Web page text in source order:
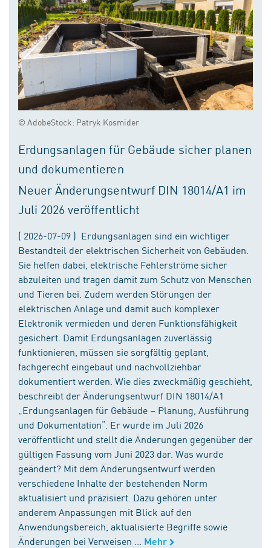
© AdobeStock: Patryk Kosmider
Erdungsanlagen für Gebäude sicher planen
und dokumentieren
Neuer Änderungsentwurf DIN 18014/A1 im
Juli 2026 veröffentlicht
( 2026-07-09 ) Erdungsanlagen sind ein wichtiger
Bestandteil der elektrischen Sicherheit von Gebäuden.
Sie helfen dabei, elektrische Fehlerströme sicher
abzuleiten und tragen damit zum Schutz von Menschen
und Tieren bei. Zudem werden Störungen der
elektrischen Anlage und damit auch komplexer
Elektronik vermieden und deren Funktionsfähigkeit
gesichert. Damit Erdungsanlagen zuverlässig
funktionieren, müssen sie sorgfältig geplant,
fachgerecht eingebaut und nachvollziehbar
dokumentiert werden. Wie dies zweckmäßig geschieht,
beschreibt der Änderungsentwurf DIN 18014/A1
„Erdungsanlagen für Gebäude – Planung, Ausführung
und Dokumentation“. Er wurde im Juli 2026
veröffentlicht und stellt die Änderungen gegenüber der
gültigen Fassung vom Juni 2023 dar. Was wurde
geändert? Mit dem Änderungsentwurf werden
verschiedene Inhalte der bestehenden Norm
aktualisiert und präzisiert. Dazu gehören unter
anderem Anpassungen mit Blick auf den
Anwendungsbereich, aktualisierte Begriffe sowie
Änderungen bei Verweisen ...
Mehr